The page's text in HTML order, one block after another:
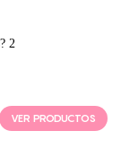
VER PRODUCTOS